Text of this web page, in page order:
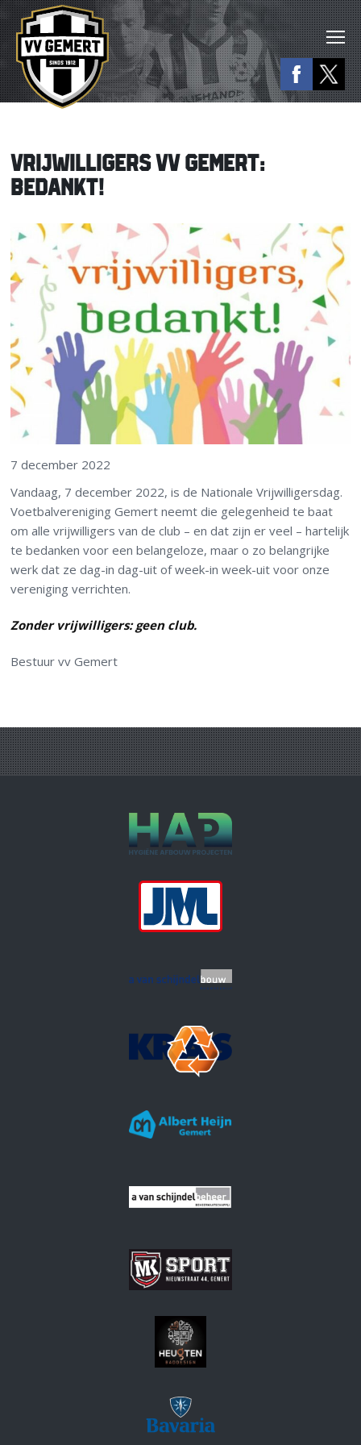
VRIJWILLIGERS VV GEMERT:
BEDANKT!
7 december 2022
Vandaag, 7 december 2022, is de Nationale Vrijwilligersdag.
Voetbalvereniging Gemert neemt die gelegenheid te baat
om alle vrijwilligers van de club – en dat zijn er veel – hartelijk
te bedanken voor een belangeloze, maar o zo belangrijke
werk dat ze dag-in dag-uit of week-in week-uit voor onze
vereniging verrichten.
Zonder vrijwilligers: geen club.
Bestuur vv Gemert